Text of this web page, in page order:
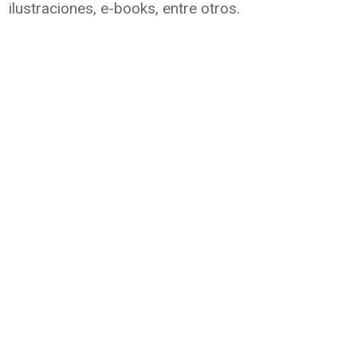
ilustraciones, e-books, entre otros.